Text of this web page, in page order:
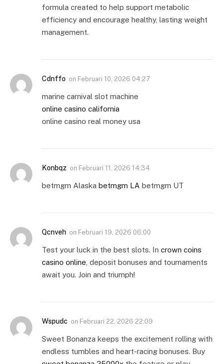
formula created to help support metabolic
efficiency and encourage healthy, lasting weight
management.
Cdnffo on Februari 10, 2026 04:27
marine carnival slot machine
online casino california
online casino real money usa
Konbqz on Februari 11, 2026 14:34
betmgm Alaska betmgm LA betmgm UT
Qcnveh on Februari 19, 2026 06:00
Test your luck in the best slots. In crown coins
casino online, deposit bonuses and tournaments
await you. Join and triumph!
Wspudc on Februari 22, 2026 22:09
Sweet Bonanza keeps the excitement rolling with
endless tumbles and heart-racing bonuses. Buy